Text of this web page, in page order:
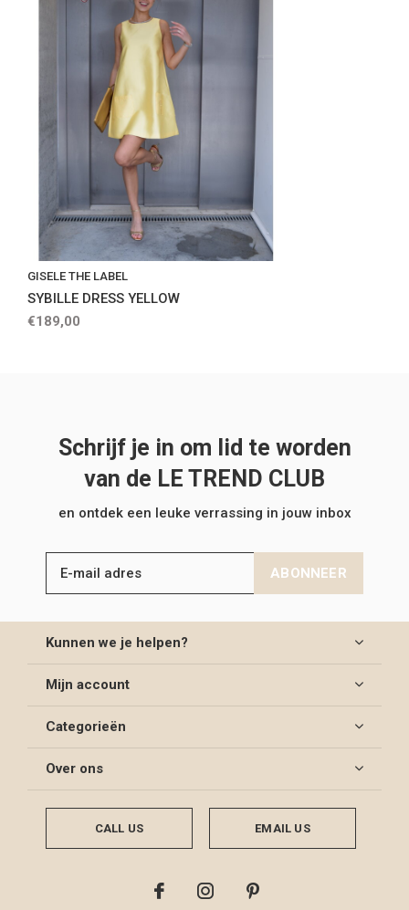
GISELE THE LABEL
SYBILLE DRESS YELLOW
€189,00
Schrijf je in om lid te worden
van de LE TREND CLUB
en ontdek een leuke verrassing in jouw inbox
ABONNEER
Kunnen we je helpen?
Mijn account
Categorieën
Over ons
CALL US EMAIL US